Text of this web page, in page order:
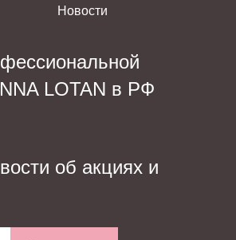
Новости
LOTAN в РФ
об акциях и